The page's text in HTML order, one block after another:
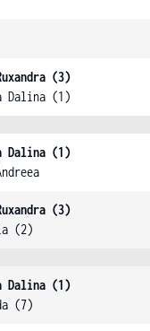
(3)
Dalina (1)
Dalina (1)
(3)
(2)
Dalina (1)
(7)